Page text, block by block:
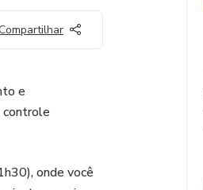
e
controle
onde você